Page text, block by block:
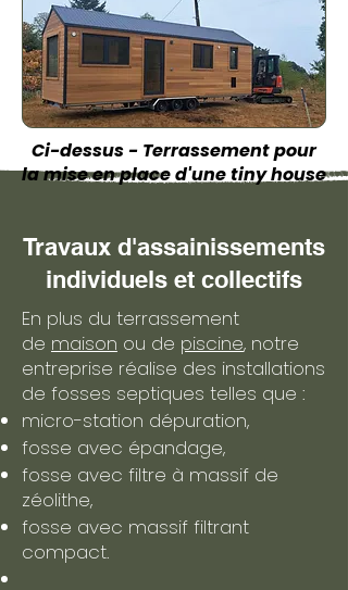
Ci-dessus - Terrassement pour
la mise en place d'une tiny house
Travaux d'assainissements
individuels et collectifs
En plus du terrassement
de maison ou de piscine, notre
entreprise réalise des installations
de fosses septiques telles que :
micro-station dépuration,
fosse avec épandage,
fosse avec filtre à massif de
zéolithe,
fosse avec massif filtrant
compact.